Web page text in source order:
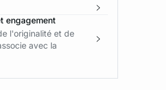
engagement
l'originalité et de
avec la